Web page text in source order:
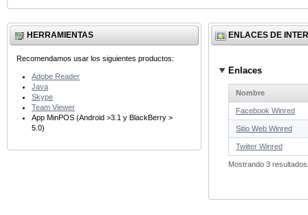
HERRAMIENTAS
Recomendamos usar los siguientes productos:
Adobe Reader
Java
Skype
Team Viewer
App MinPOS (Android >3.1 y BlackBerry >
5.0)
ENLACES DE
Enlaces
Nombre
Facebook Winred
Sitio Web Winred
Twiiter Winred
Mostrando 3